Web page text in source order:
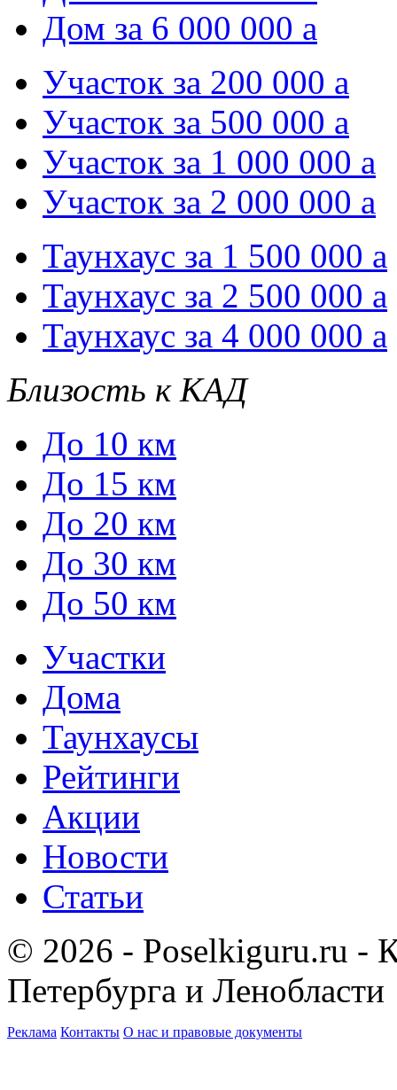
Дом за 6 000 000 a
Участок за 200 000 a
Участок за 500 000 a
Участок за 1 000 000 a
Участок за 2 000 000 a
Таунхаус за 1 500 000 a
Таунхаус за 2 500 000 a
Таунхаус за 4 000 000 a
Близость к КАД
До 10 км
До 15 км
До 20 км
До 30 км
До 50 км
Участки
Дома
Таунхаусы
Рейтинги
Акции
Новости
Статьи
© 2026 - Poselkiguru.ru -
Петербурга и Ленобласти
Реклама Контакты О нас и правовые документы